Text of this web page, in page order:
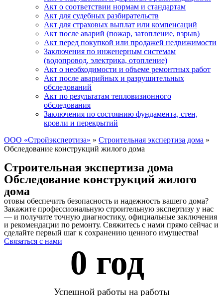
Акт о соответствии нормам и стандартам
Акт для судебных разбирательств
Акт для страховых выплат или компенсаций
Акт после аварий (пожар, затопление, взрыв)
Акт перед покупкой или продажей недвижимости
Заключения по инженерным системам
(водопровод, электрика, отопление)
Акт о необходимости и объеме ремонтных работ
Акт после аварийных и разрушительных
обследований
Акт по результатам тепловизионного
обследования
Заключения по состоянию фундамента, стен,
кровли и перекрытий
ООО «Стройэкспертиза» » Строительная экспертиза дома »
Обследование конструкций жилого дома
Строительная экспертиза дома
Обследование конструкций жилого
дома
отовы обеспечить безопасность и надежность вашего дома?
Закажите профессиональную строительную экспертизу у нас
— и получите точную диагностику, официальные заключения
и рекомендации по ремонту. Свяжитесь с нами прямо сейчас и
сделайте первый шаг к сохранению ценного имущества!
Связаться с нами
0 год
Успешной работы на работы